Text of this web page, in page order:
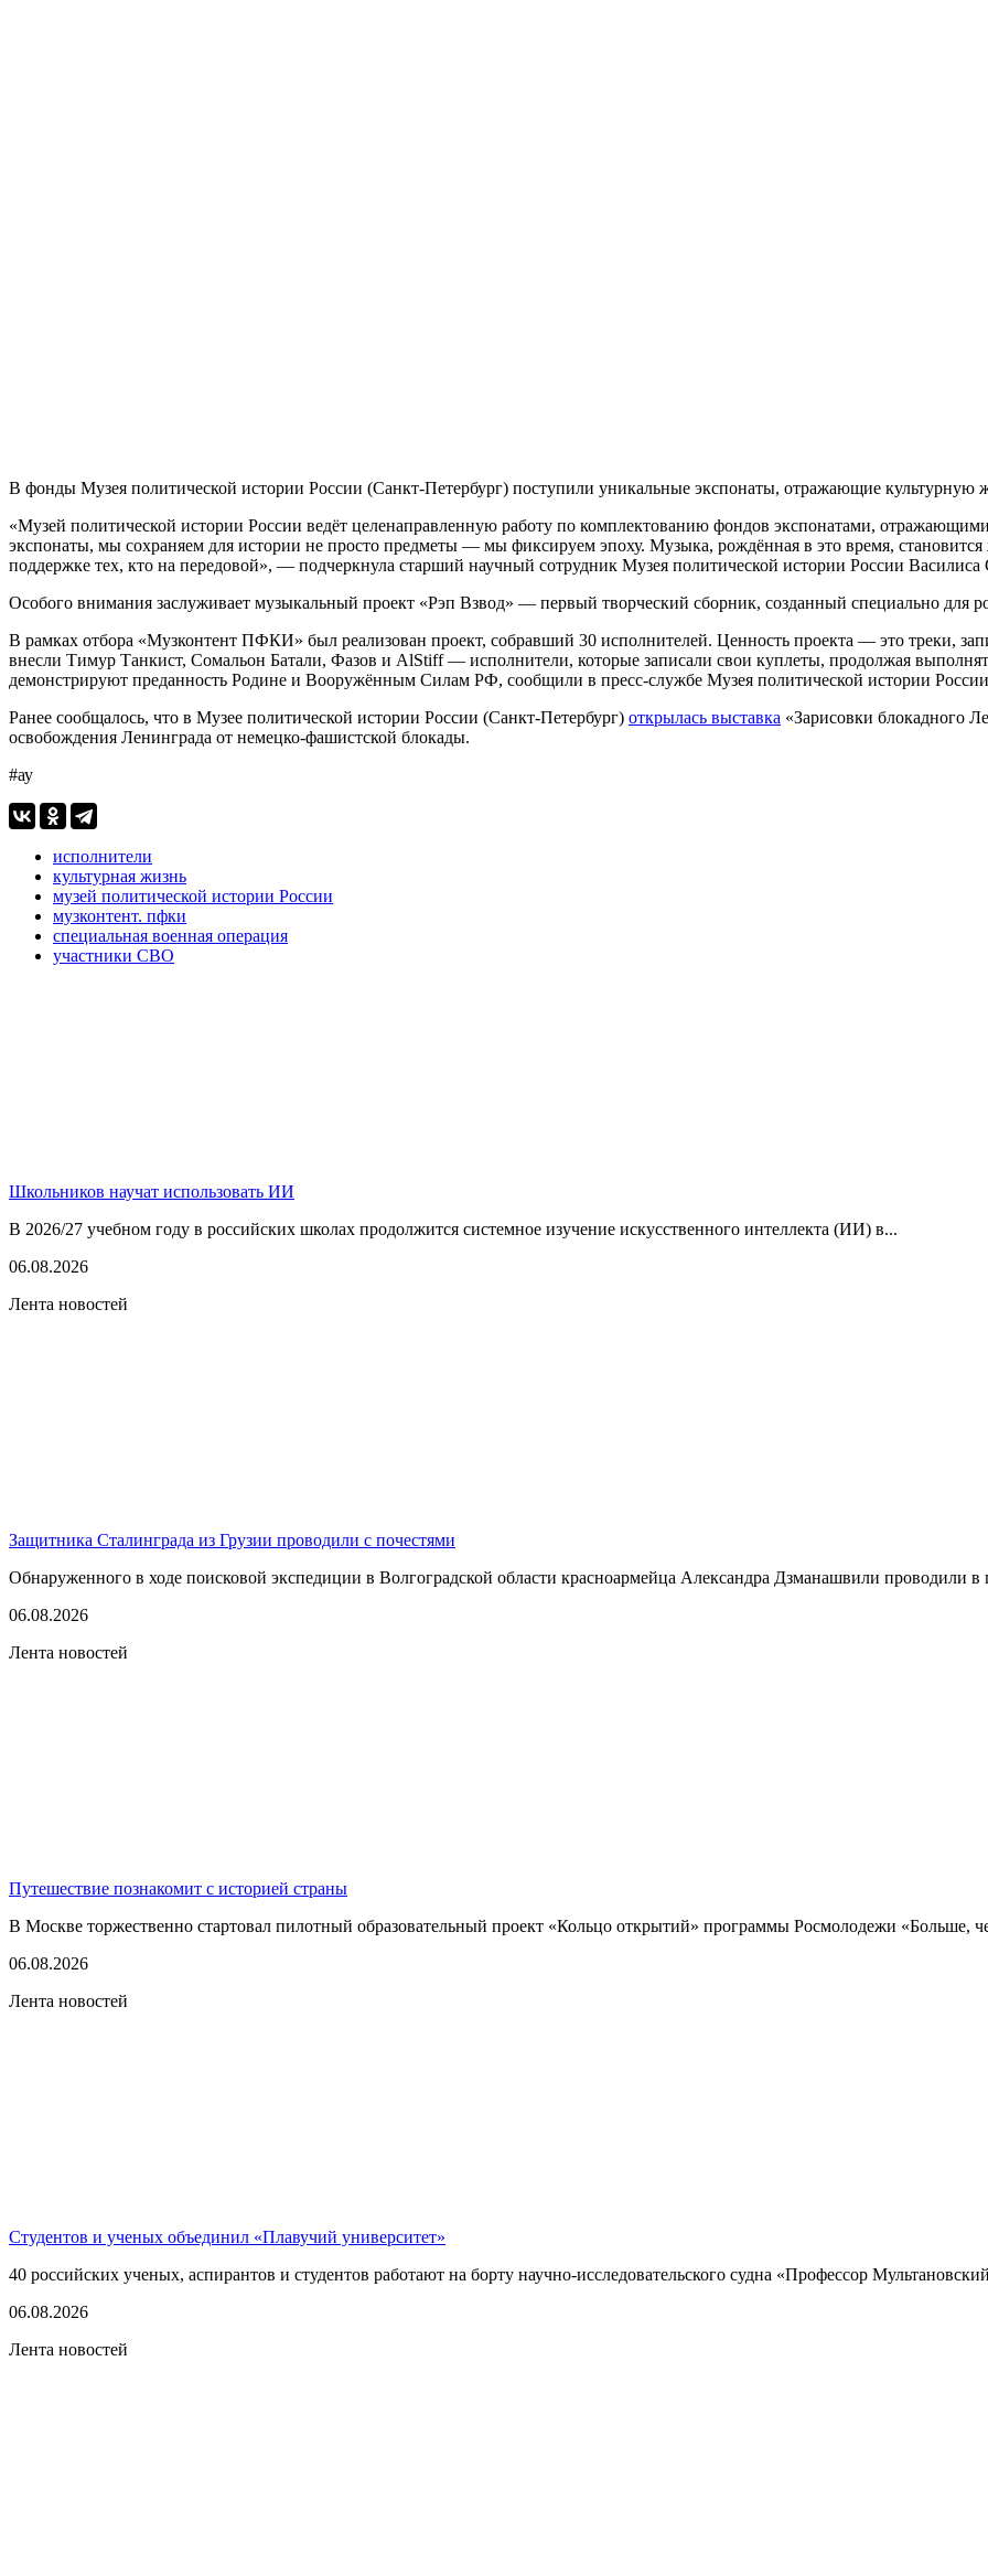
В фонды Музея политической истории России (Санкт-Петербург) поступили уникальные экспонаты, отражающие
«Музей политической истории России ведёт целенаправленную работу по комплектованию фондов экспонатами,
экспонаты, мы сохраняем для истории не просто предметы — мы фиксируем эпоху. Музыка, рождённая в это время,
поддержке тех, кто на передовой», — подчеркнула старший научный сотрудник Музея политической истории России Василиса
Особого внимания заслуживает музыкальный проект «Рэп Взвод» — первый творческий сборник, созданный специально
В рамках отбора «Музконтент ПФКИ» был реализован проект, собравший 30 исполнителей. Ценность проекта — это треки,
внесли Тимур Танкист, Сомальон Батали, Фазов и AlStiff — исполнители, которые записали свои куплеты, продолжая
демонстрируют преданность Родине и Вооружённым Силам РФ, сообщили в пресс-службе Музея политической истории
Ранее сообщалось, что в Музее политической истории России (Санкт-Петербург) открылась выставка «Зарисовки блокадного
освобождения Ленинграда от немецко-фашистской блокады.
#ау
исполнители
культурная жизнь
музей политической истории России
музконтент. пфки
специальная военная операция
участники СВО
Школьников научат использовать ИИ
В 2026/27 учебном году в российских школах продолжится системное изучение искусственного интеллекта (ИИ) в...
06.08.2026
Лента новостей
Защитника Сталинграда из Грузии проводили с почестями
Обнаруженного в ходе поисковой экспедиции в Волгоградской области красноармейца Александра Дзманашвили проводили в
06.08.2026
Лента новостей
Путешествие познакомит с историей страны
В Москве торжественно стартовал пилотный образовательный проект «Кольцо открытий» программы Росмолодежи «Больше,
06.08.2026
Лента новостей
Студентов и ученых объединил «Плавучий университет»
40 российских ученых, аспирантов и студентов работают на борту научно-исследовательского судна «Профессор
06.08.2026
Лента новостей